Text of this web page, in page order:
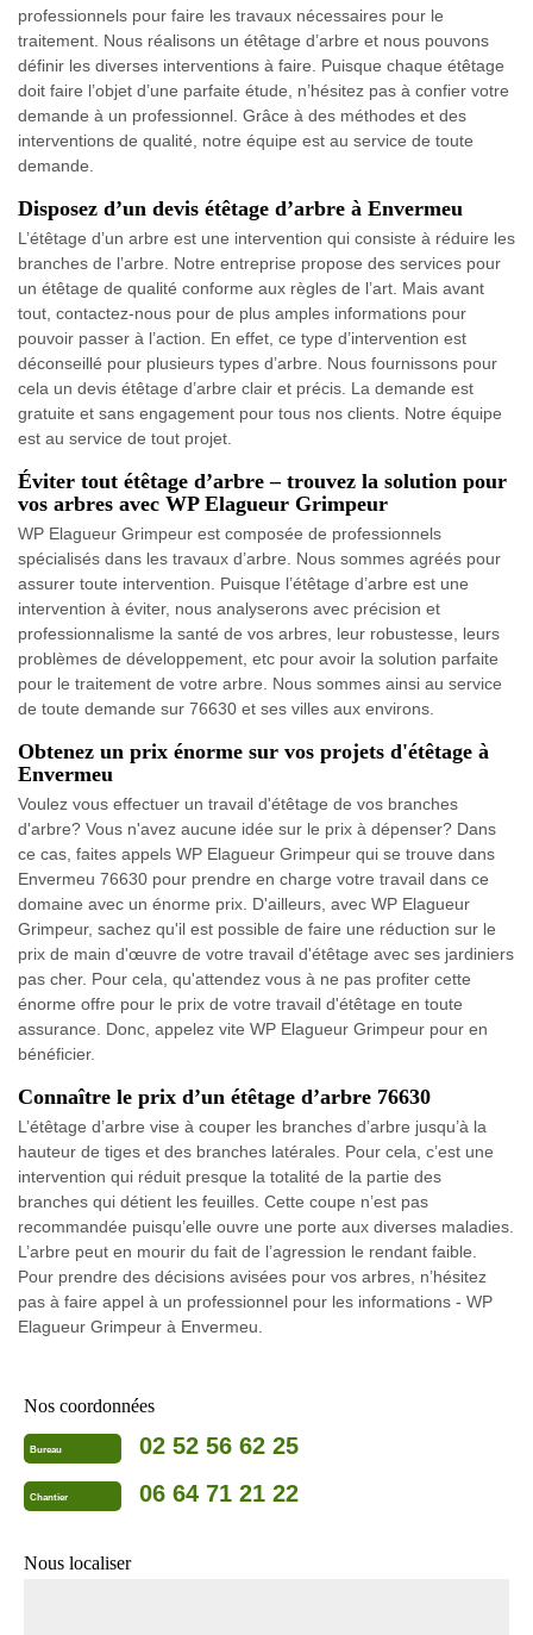
professionnels pour faire les travaux nécessaires pour le
traitement. Nous réalisons un étêtage d’arbre et nous pouvons
définir les diverses interventions à faire. Puisque chaque étêtage
doit faire l’objet d’une parfaite étude, n’hésitez pas à confier votre
demande à un professionnel. Grâce à des méthodes et des
interventions de qualité, notre équipe est au service de toute
demande.
Disposez d’un devis étêtage d’arbre à Envermeu
L’étêtage d’un arbre est une intervention qui consiste à réduire les
branches de l’arbre. Notre entreprise propose des services pour
un étêtage de qualité conforme aux règles de l’art. Mais avant
tout, contactez-nous pour de plus amples informations pour
pouvoir passer à l’action. En effet, ce type d’intervention est
déconseillé pour plusieurs types d’arbre. Nous fournissons pour
cela un devis étêtage d’arbre clair et précis. La demande est
gratuite et sans engagement pour tous nos clients. Notre équipe
est au service de tout projet.
Éviter tout étêtage d’arbre – trouvez la solution pour
vos arbres avec WP Elagueur Grimpeur
WP Elagueur Grimpeur est composée de professionnels
spécialisés dans les travaux d’arbre. Nous sommes agréés pour
assurer toute intervention. Puisque l’étêtage d’arbre est une
intervention à éviter, nous analyserons avec précision et
professionnalisme la santé de vos arbres, leur robustesse, leurs
problèmes de développement, etc pour avoir la solution parfaite
pour le traitement de votre arbre. Nous sommes ainsi au service
de toute demande sur 76630 et ses villes aux environs.
Obtenez un prix énorme sur vos projets d'étêtage à
Envermeu
Voulez vous effectuer un travail d'étêtage de vos branches
d'arbre? Vous n'avez aucune idée sur le prix à dépenser? Dans
ce cas, faites appels WP Elagueur Grimpeur qui se trouve dans
Envermeu 76630 pour prendre en charge votre travail dans ce
domaine avec un énorme prix. D'ailleurs, avec WP Elagueur
Grimpeur, sachez qu'il est possible de faire une réduction sur le
prix de main d'œuvre de votre travail d'étêtage avec ses jardiniers
pas cher. Pour cela, qu'attendez vous à ne pas profiter cette
énorme offre pour le prix de votre travail d'étêtage en toute
assurance. Donc, appelez vite WP Elagueur Grimpeur pour en
bénéficier.
Connaître le prix d’un étêtage d’arbre 76630
L’étêtage d’arbre vise à couper les branches d’arbre jusqu’à la
hauteur de tiges et des branches latérales. Pour cela, c’est une
intervention qui réduit presque la totalité de la partie des
branches qui détient les feuilles. Cette coupe n’est pas
recommandée puisqu’elle ouvre une porte aux diverses maladies.
L’arbre peut en mourir du fait de l’agression le rendant faible.
Pour prendre des décisions avisées pour vos arbres, n’hésitez
pas à faire appel à un professionnel pour les informations - WP
Elagueur Grimpeur à Envermeu.
Nos coordonnées
Bureau 02 52 56 62 25
Chantier 06 64 71 21 22
Nous localiser